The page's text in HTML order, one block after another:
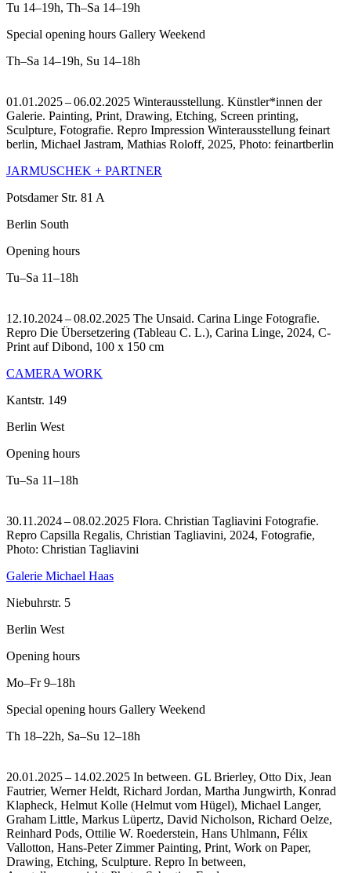
Tu 14–19h, Th–Sa 14–19h
Special opening hours Gallery Weekend
Th–Sa 14–19h, Su 14–18h
01.01.2025 – 06.02.2025 Winterausstellung. Künstler*innen der
Galerie. Painting, Print, Drawing, Etching, Screen printing,
Sculpture, Fotografie. Repro Impression Winterausstellung feinart
berlin, Michael Jastram, Mathias Roloff, 2025, Photo: feinartberlin
JARMUSCHEK + PARTNER
Potsdamer Str. 81 A
Berlin South
Opening hours
Tu–Sa 11–18h
12.10.2024 – 08.02.2025 The Unsaid. Carina Linge Fotografie.
Repro Die Übersetzering (Tableau C. L.), Carina Linge, 2024, C-
Print auf Dibond, 100 x 150 cm
CAMERA WORK
Kantstr. 149
Berlin West
Opening hours
Tu–Sa 11–18h
30.11.2024 – 08.02.2025 Flora. Christian Tagliavini Fotografie.
Repro Capsilla Regalis, Christian Tagliavini, 2024, Fotografie,
Photo: Christian Tagliavini
Galerie Michael Haas
Niebuhrstr. 5
Berlin West
Opening hours
Mo–Fr9–18h
Special opening hours Gallery Weekend
Th 18–22h, Sa–Su 12–18h
20.01.2025 – 14.02.2025 In between. GL Brierley, Otto Dix, Jean
Fautrier, Werner Heldt, Richard Jordan, Martha Jungwirth, Konrad
Klapheck, Helmut Kolle (Helmut vom Hügel), Michael Langer,
Graham Little, Markus Lüpertz, David Nicholson, Richard Oelze,
Reinhard Pods, Ottilie W. Roederstein, Hans Uhlmann, Félix
Vallotton, Hans-Peter Zimmer Painting, Print, Work on Paper,
Drawing, Etching, Sculpture. Repro In between,